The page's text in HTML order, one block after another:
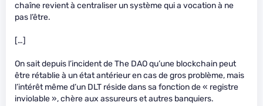
chaîne revient à centraliser un système qui a vocation à ne
pas l’être.
[…]
On sait depuis l’incident de The DAO qu’une blockchain peut
être rétablie à un état antérieur en cas de gros problème, mais
l’intérêt même d’un DLT réside dans sa fonction de « registre
inviolable », chère aux assureurs et autres banquiers.